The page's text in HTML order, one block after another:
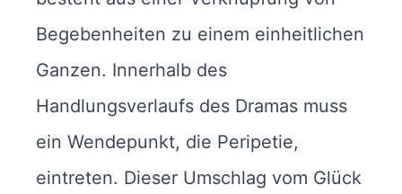
Begebenheiten zu einem einheitlichen
Ganzen. Innerhalb des
Handlungsverlaufs des Dramas muss
ein Wendepunkt, die Peripetie,
eintreten. Dieser Umschlag vom Glück